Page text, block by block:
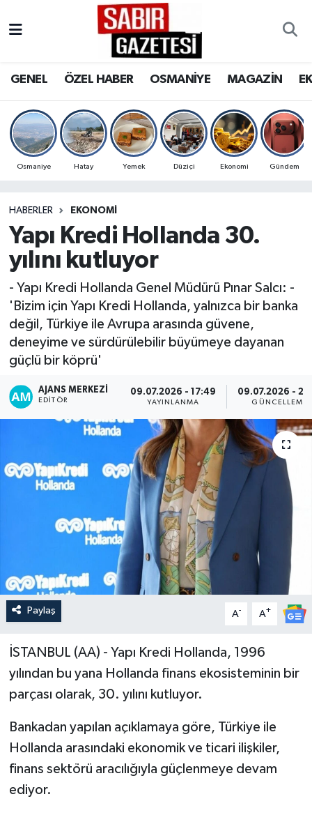
GENEL ÖZEL HABER OSMANİYE MAGAZİN
Osmaniye Hatay Yemek Düziçi Ekonomi Gündem
HABERLER EKONOMI
Yapı Kredi Hollanda 30.
yılını kutluyor
- Yapı Kredi Hollanda Genel Müdürü Pınar Salcı: -
'Bizim için Yapı Kredi Hollanda, yalnızca bir banka
değil, Türkiye ile Avrupa arasında güvene,
deneyime ve sürdürülebilir büyümeye dayanan
güçlü bir köprü'
AJANS MERKEZI
EDITÖR
09.07.2026 - 17:49
YAYINLANMA
09.07.2026 -
GÜNCELLEME
Paylaş A- A+
İSTANBUL (AA) - Yapı Kredi Hollanda, 1996
yılından bu yana Hollanda finans ekosisteminin bir
parçası olarak, 30. yılını kutluyor.
Bankadan yapılan açıklamaya göre, Türkiye ile
Hollanda arasındaki ekonomik ve ticari ilişkiler,
finans sektörü aracılığıyla güçlenmeye devam
ediyor.
OSMANİYE
MAGAZİN
SPOR
RESMİ İLANLAR
Osmaniye Nöbetçi Eczaneler
Osmaniye Trafik Yoğunluk Haritası
Süper Lig Puan Durumu ve Fikstür
Son Dakika Haberleri
Haber Arşivi